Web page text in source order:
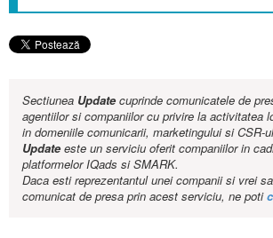
Sectiunea Updatecuprinde comunicatele de
agentiilor si companiilor cu privire la activitatea
in domeniile comunicarii, marketingului si CSR-
Updateeste un serviciu oferit companiilor in
platformelor IQads si SMARK.
Daca esti reprezentantul unei companii si vrei
comunicat de presa prin acest serviciu, ne poti